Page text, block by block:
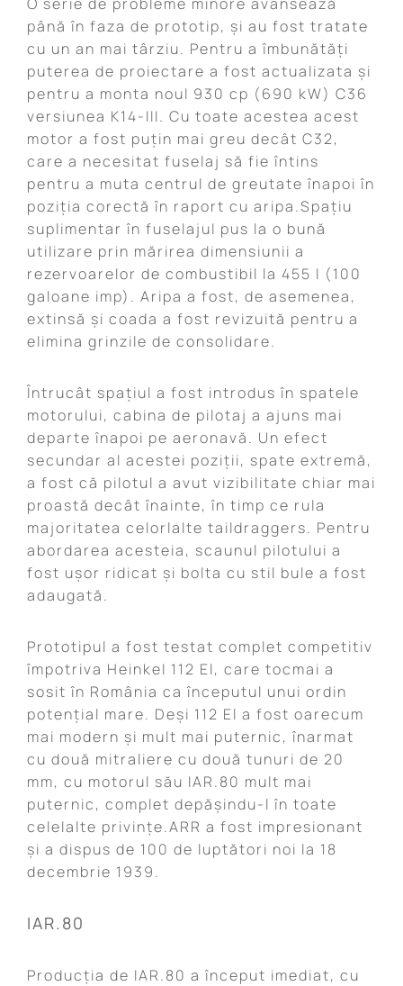
până în faza de prototip, și au fost tratate
cu un an mai târziu. Pentru a îmbunătăți
puterea de proiectare a fost actualizata și
pentru a monta noul 930 cp (690 kW) C36
versiunea K14-III. Cu toate acestea acest
motor a fost puțin mai greu decât C32,
care a necesitat fuselaj să fie întins
pentru a muta centrul de greutate înapoi în
poziția corectă în raport cu aripa.Spațiu
suplimentar în fuselajul pus la o bună
utilizare prin mărirea dimensiunii a
rezervoarelor de combustibil la 455 l (100
galoane imp). Aripa a fost, de asemenea,
extinsă și coada a fost revizuită pentru a
elimina grinzile de consolidare.
Întrucât spațiul a fost introdus în spatele
motorului, cabina de pilotaj a ajuns mai
departe înapoi pe aeronavă. Un efect
secundar al acestei poziții, spate extremă,
a fost că pilotul a avut vizibilitate chiar mai
proastă decât înainte, în timp ce rula
majoritatea celorlalte taildraggers. Pentru
abordarea acesteia, scaunul pilotului a
fost ușor ridicat și bolta cu stil bule a fost
adaugată.
Prototipul a fost testat complet competitiv
împotriva Heinkel 112 El, care tocmai a
sosit în România ca începutul unui ordin
potențial mare. Deși 112 El a fost oarecum
mai modern și mult mai puternic, înarmat
cu două mitraliere cu două tunuri de 20
mm, cu motorul său IAR.80 mult mai
puternic, complet depășindu-l în toate
celelalte privințe.ARR a fost impresionant
și a dispus de 100 de luptători noi la 18
decembrie 1939.
IAR.80
Producția de IAR.80 a început imediat, cu